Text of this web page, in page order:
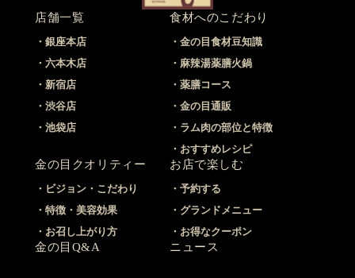
店舗一覧
銀座本店
六本木店
新宿店
渋谷店
池袋店
食材へのこだわり
金の目食材豆知識
麻辣湯薬膳火鍋
薬膳コース
金の目通販
ラム肉の部位と特徴
おすすめレシピ
金の目クオリティー
ビジョン・こだわり
特徴・美容効果
お召し上がり方
お店で楽しむ
予約する
グランドメニュー
お得なクーポン
金の目Q&A ニュース